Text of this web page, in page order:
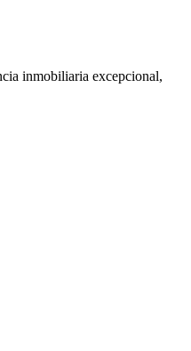
inmobiliaria excepcional,